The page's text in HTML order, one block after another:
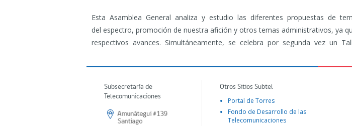
Esta Asamblea General analiza y estudio las diferentes propuestas de
del espectro, promoción de nuestra afición y otros temas administrativos, ya
respectivos avances. Simultáneamente, se celebra por segunda vez un
Subsecretaría de
Telecomunicaciones
Otros Sitios Subtel
Portal de Torres
Fondo de Desarrollo de las
Telecomunicaciones